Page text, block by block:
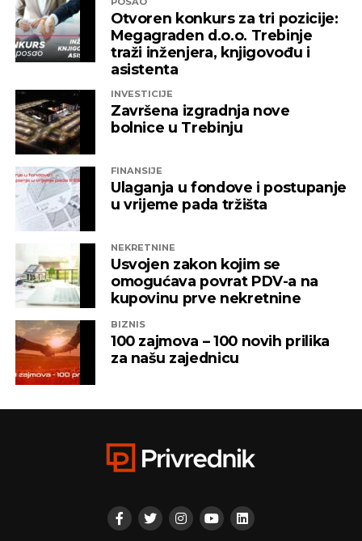
Otvoren konkurs za tri pozicije:
Megagraden d.o.o. Trebinje
traži inženjera, knjigovođu i
asistenta
INVESTICIJE
Završena izgradnja nove
bolnice u Trebinju
FINANSIJE
Ulaganja u fondove i postupanje
u vrijeme pada tržišta
NEKRETNINE
Usvojen zakon kojim se
omogućava povrat PDV-a na
kupovinu prve nekretnine
BIZNIS
100 zajmova – 100 novih prilika
za našu zajednicu